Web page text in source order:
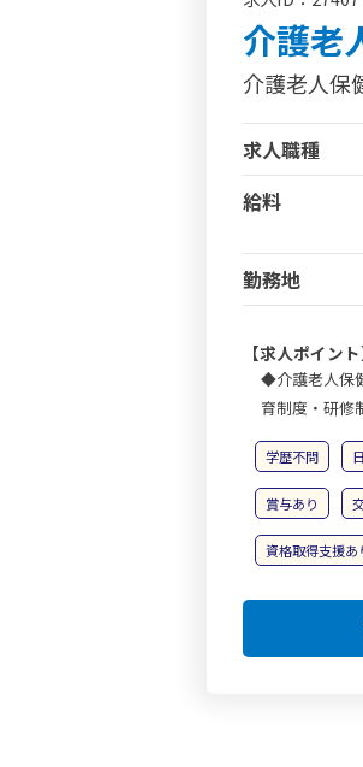
介護老
介護老人保
求人職種
給料
勤務地
【求人ポイント
◆介護老人保
育制度・研
学歴不問
賞与あり
資格取得支援あ